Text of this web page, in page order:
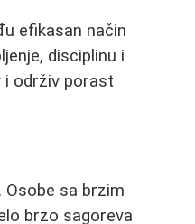
efikasan način
disciplinu i
i održiv porast
Osobe sa brzim
brzo sagoreva